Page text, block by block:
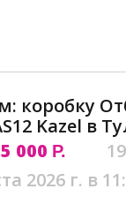
коробку
Kazel в
000 Р.
2026 г. в